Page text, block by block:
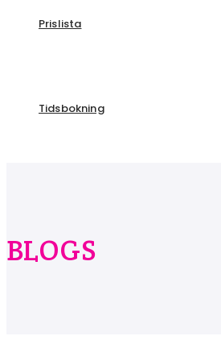
Prislista
Tidsbokning
BLOGS